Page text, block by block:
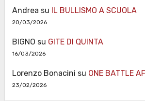
Andrea su IL BULLISMO A SCUOLA
20/03/2026
BIGNO su GITE DI QUINTA
16/03/2026
Lorenzo Bonacini su ONE BATTLE
23/02/2026